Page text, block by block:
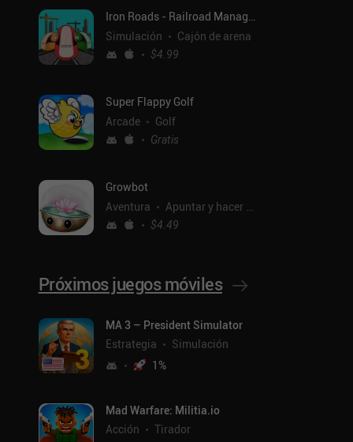
Iron Roads - Railroad Manager
Simulación
Cajón de arena
$4.99
Super Flappy Golf
Arcade
Golf
Gratis
Growbot
Aventura
Apuntar y hacer clic
$4.49
Próximos juegos móviles
MA 3 – President Simulator
Estrategia
Simulación
1%
Mad Warfare: Militia.io
Acción
Tirador